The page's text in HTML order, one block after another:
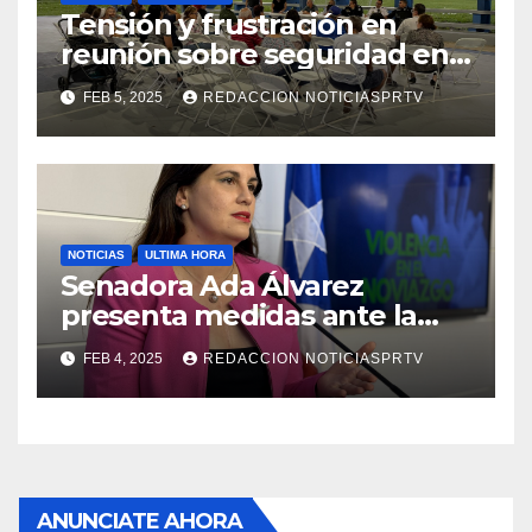
Tensión y frustración en
reunión sobre seguridad en
Reparto Metropolitano
FEB 5, 2025 REDACCION NOTICIASPRTV
NOTICIAS ULTIMA HORA
Senadora Ada Álvarez
presenta medidas ante la
violencia en el noviazgo
FEB 4, 2025 REDACCION NOTICIASPRTV
ANUNCIATE AHORA